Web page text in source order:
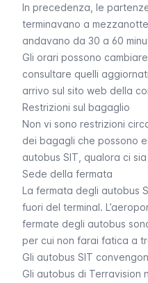
In precedenza, le
terminavano a
andavano da 30 a 60
Gli orari possono
consultare quelli
arrivo sul sito web della
Restrizioni sul bagaglio
Non vi sono restrizioni
dei bagagli che possono
autobus SIT, qualora ci
Sede della fermata
La fermata degli autobus
fuori del terminal.
fermate degli autobus
per cui non farai fatica a
Gli autobus SIT
Gli autobus di Terravision